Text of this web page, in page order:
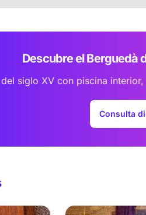
Descubre el Berguedà
siglo XV con piscina
Consulta